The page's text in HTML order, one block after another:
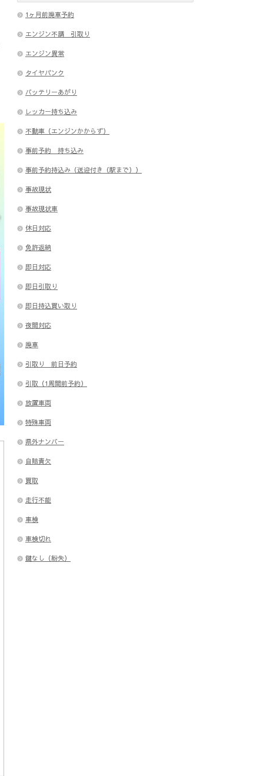
1ヶ月前廃車予約
エンジン不調 引取り
エンジン異常
タイヤパンク
バッテリーあがり
レッカー持ち込み
不動車（エンジンかからず）
事前予約 持ち込み
事前予約持込み（送迎付き（駅まで））
事故現状
事故現状車
休日対応
免許返納
即日対応
即日引取り
即日持込買い取り
夜間対応
廃車
引取り 前日予約
引取（1周間前予約）
放置車両
特殊車両
県外ナンバー
自賠責欠
買取
走行不能
車検
車検切れ
鍵なし（紛失）